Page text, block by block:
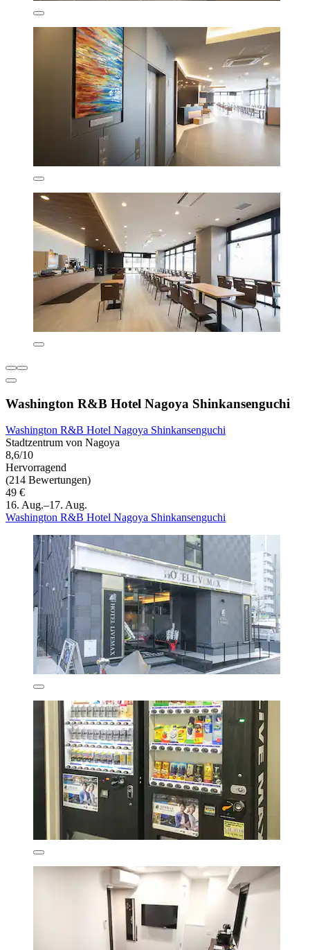
Washington R&B Hotel Nagoya Shinkansenguchi
Washington R&B Hotel Nagoya Shinkansenguchi
Stadtzentrum von Nagoya
8,6/10
Hervorragend
(214 Bewertungen)
49 €
16. Aug.–17. Aug.
Washington R&B Hotel Nagoya Shinkansenguchi